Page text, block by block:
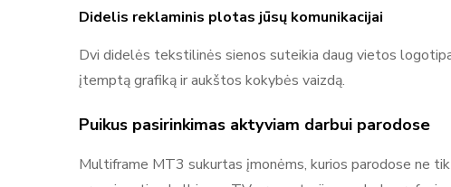
Didelis reklaminis plotas jūsų komunikacijai
Dvi didelės tekstilinės sienos suteikia daug vietos
įtemptą grafiką ir aukštos kokybės vaizdą.
Puikus pasirinkimas aktyviam darbui parodose
Multiframe MT3 sukurtas įmonėms, kurios parodose ne